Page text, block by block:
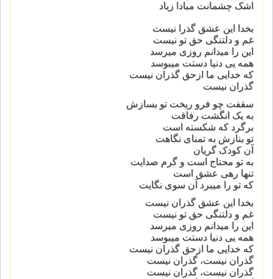
اشک چشمانت مبادا زیاد
بخدا این عشق گذرا نیست
غم و دلتنگی حق تو نیست
این را میدانم روزی میرسد
همه یی دنیا دستت میبوسد
که خدایی ما ازحق گذران نیست
گذران نیست
سقفت چو فرو ریخت تو بسازش
به یک انگشت رفاقت
برگرد که شکسته است
تو بنازش به تمنای نگاهت
آن کودک گریان
به تو محتاج است و گرم صدایت
تنها رهی عشق است
که تو را میبرد آن سوی نگایت
بخدا این عشق گذران نیست
غم و دلتنگی حق تو نیست
این را میدانم روزی میرسد
همه یی دنیا دستت میبوسد
که خدایی ما ازحق گذران نیست
گذران نیست، گذران نیست
گذران نیست، گذران نیست